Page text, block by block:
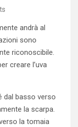
andrà al
sono
riconoscibile.
creare l’uva
dal basso verso
la scarpa.
la tomaia